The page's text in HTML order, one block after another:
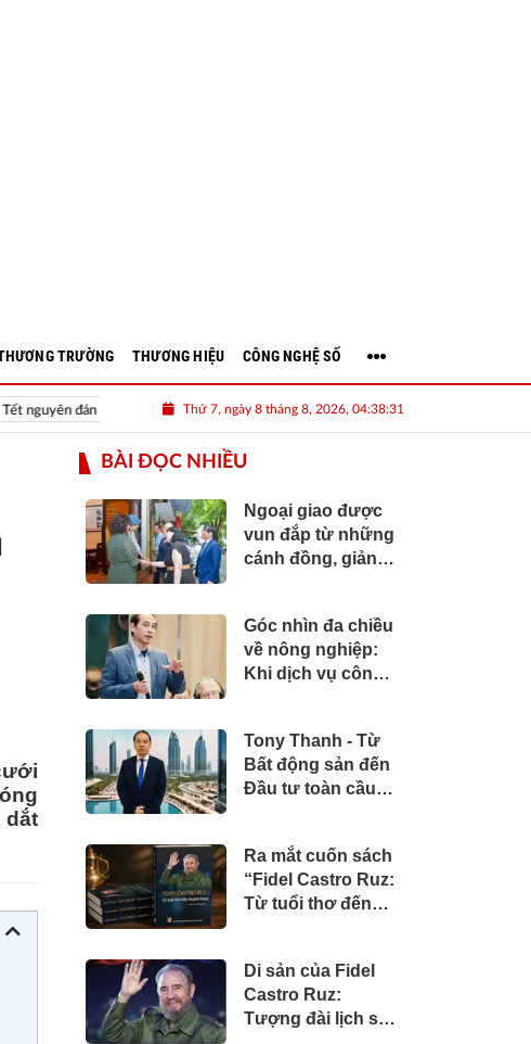
đán Nhâm Dần 2022 Nguồn nhân lực Việt
Thứ 7, ngày 8 tháng 8, 2026, 04:38:32
TRƯỜNG THƯƠNG HIỆU CÔNG NGHỆ SỐ
dắt
BÀI ĐỌC NHIỀU
Ngoại giao được
vun đắp từ những
cánh đồng, giảng
Góc nhìn đa chiều
về nông nghiệp:
Khi dịch vụ công
Tony Thanh - Từ
Bất động sản đến
Đầu tư toàn cầu:
giá trị của một
doanh nhân Việt
tại Úc
Ra mắt cuốn sách
“Fidel Castro Ruz:
Từ tuổi thơ đến
Di sản của Fidel
Castro Ruz:
Tượng đài lịch sử,